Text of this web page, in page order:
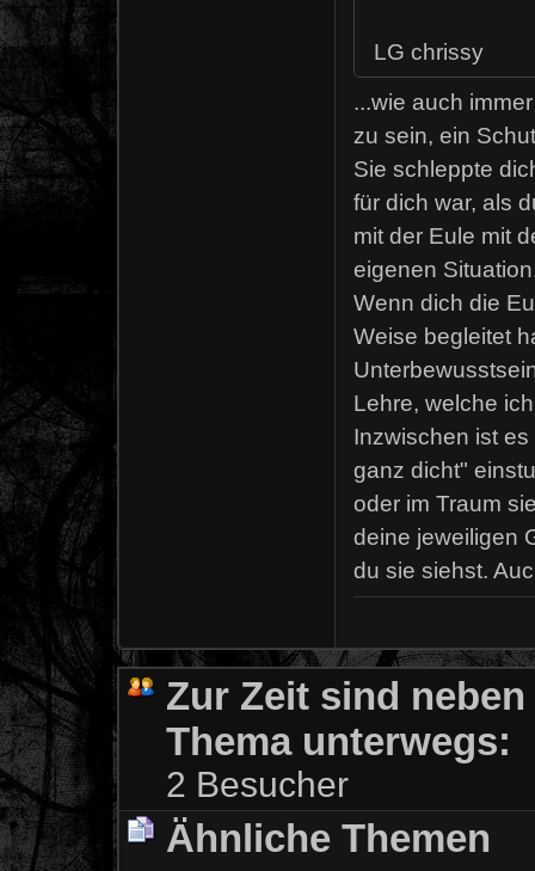
LG chrissy
...wie auch
zu sein, ein
Sie schleppte
für dich war, als
mit der Eule mit
eigenen
Wenn dich die
Weise begleitet
Lehre, welche
Inzwischen ist
ganz dicht"
oder im Traum
deine jeweiligen
du sie siehst.
Zur Zeit sind
Thema unterwegs:
2 Besucher
Ähnliche Themen